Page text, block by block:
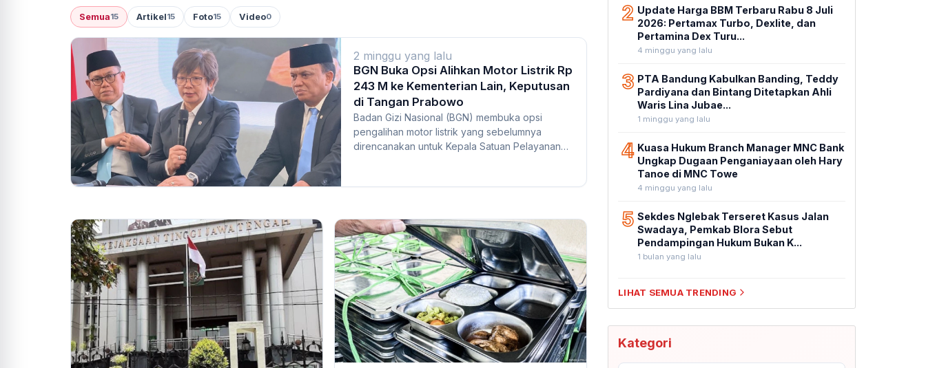
Semua15 Artikel15 Foto15 Video0
2 minggu yang lalu
BGN Buka Opsi Alihkan Motor Listrik Rp
243 M ke Kementerian Lain, Keputusan
di Tangan Prabowo
Badan Gizi Nasional (BGN) membuka opsi
pengalihan motor listrik yang sebelumnya
direncanakan untuk Kepala Satuan Pelayanan
2 Update Harga BBM Terbaru Rabu 8 Juli
2026: Pertamax Turbo, Dexlite, dan
Pertamina Dex Turu...
4 minggu yang lalu
3 PTA Bandung Kabulkan Banding, Teddy
Pardiyana dan Bintang Ditetapkan Ahli
Waris Lina Jubae...
1 minggu yang lalu
4 Kuasa Hukum Branch Manager MNC Bank
Ungkap Dugaan Penganiayaan oleh Hary
Tanoe di MNC Towe
4 minggu yang lalu
5 Sekdes Nglebak Terseret Kasus Jalan
Swadaya, Pemkab Blora Sebut
Pendampingan Hukum Bukan K...
1 bulan yang lalu
LIHAT SEMUA TRENDING
Kategori